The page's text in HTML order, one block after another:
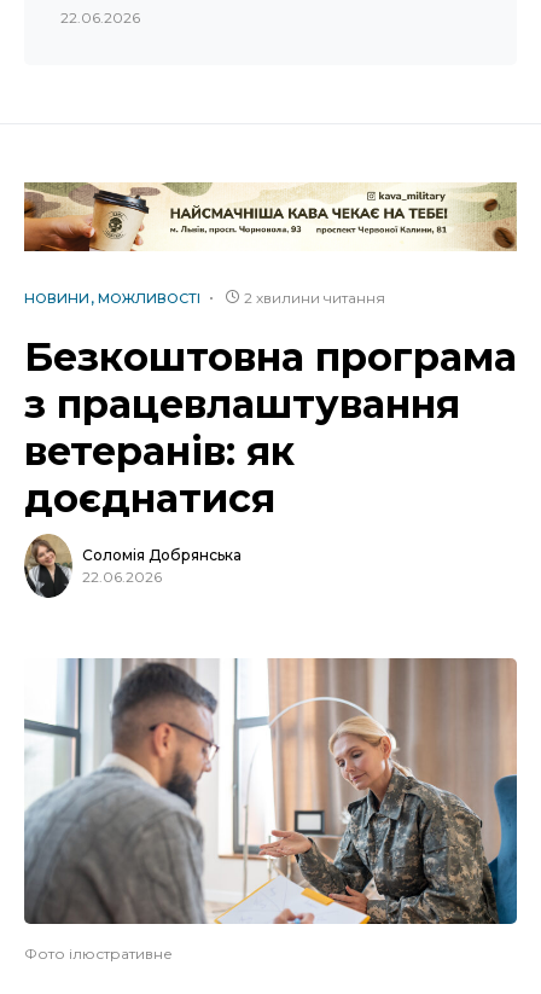
22.06.2026
НОВИНИ МОЖЛИВОСТІ 2 хвилини читання
Безкоштовна програма
з працевлаштування
ветеранів: як
доєднатися
Соломія Добрянська
22.06.2026
Фото ілюстративне